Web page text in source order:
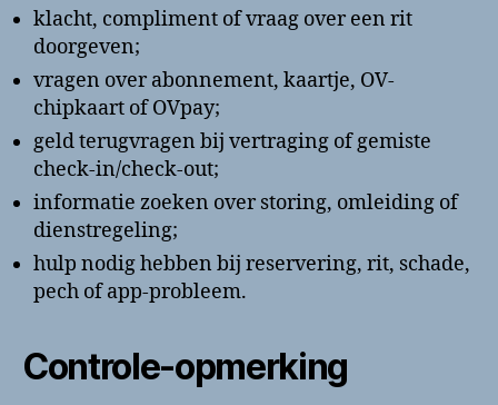
klacht, compliment of vraag over een rit
doorgeven;
vragen over abonnement, kaartje, OV-
chipkaart of OVpay;
geld terugvragen bij vertraging of gemiste
check-in/check-out;
informatie zoeken over storing, omleiding of
dienstregeling;
hulp nodig hebben bij reservering, rit, schade,
pech of app-probleem.
Controle-opmerking